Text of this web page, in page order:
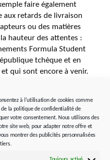
à l'utilisation de cookies comme
la politique de confidentialité de
votre consentement. Nous utilisons des
site web, pour adapter notre offre et
montrer des publicités personnalisées
faire également
aux retards de livraison
ou des matières
hauteur des attentes :
Formula Student
tchèque et en
qui sont encore à venir.